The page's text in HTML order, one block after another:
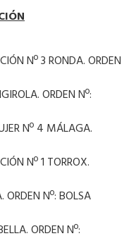
Nº 3 RONDA. ORDEN
ORDEN Nº:
Nº 4 MÁLAGA.
Nº 1 TORROX.
Nº: BOLSA
ORDEN Nº: